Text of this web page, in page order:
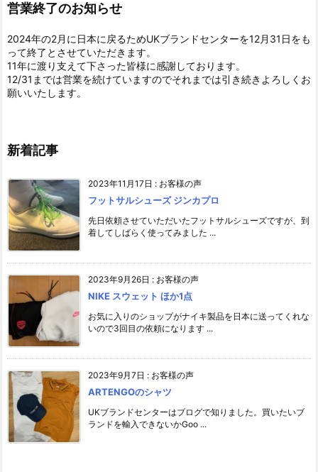
営業終了のお知らせ
2024年の2月に日本に戻るためUKブランドセンターを12月31日をも
って終了とさせていただきます。
11年に渡り支えて下さった皆様に感謝しております。
12/31までは営業を続けていますのでそれまでは引き続きよろしくお
願いいたします。
新着記事
2023年11月17日 : お客様の声
フットサルシューズ ジンカプロ
先日依頼させていただいたフットサルシューズですが、到
着してしばらく使ってみました ...
2023年9月26日 : お客様の声
NIKE スウェット ほか1点
お気に入りのショップがナイキ製品を日本に送ってくれな
いので3回目の依頼になります ...
2023年9月7日 : お客様の声
ARTENGOのシャツ
UKブランドセンターはブログで知りました。買いたいブ
ランドを輸入できないかGoo ...